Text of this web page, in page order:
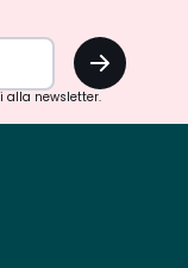
OK
newsletter.